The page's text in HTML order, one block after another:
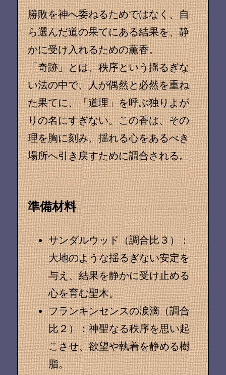
勝敗を神へ委ねるためではなく、自
ら選んだ道の果てにある結果を、静
かに受け入れるための薫香。
「奇跡」とは、秩序という揺るぎな
い法の中で、人が偶然と必然を重ね
た果てに、「道理」を呼ぶ独りよが
りの名にすぎない。この香は、その
理を胸に刻み、揺れる心をあるべき
場所へ引き戻すために調合される。
準備材料
サンダルウッド（調合比３）：
大地のような揺るぎない安定を
与え、結果を静かに受け止める
心を育む聖木。
フランキンセンスの涙滴（調合
比２）：神聖なる秩序を思い起
こさせ、欲望や執着を静める樹
脂。